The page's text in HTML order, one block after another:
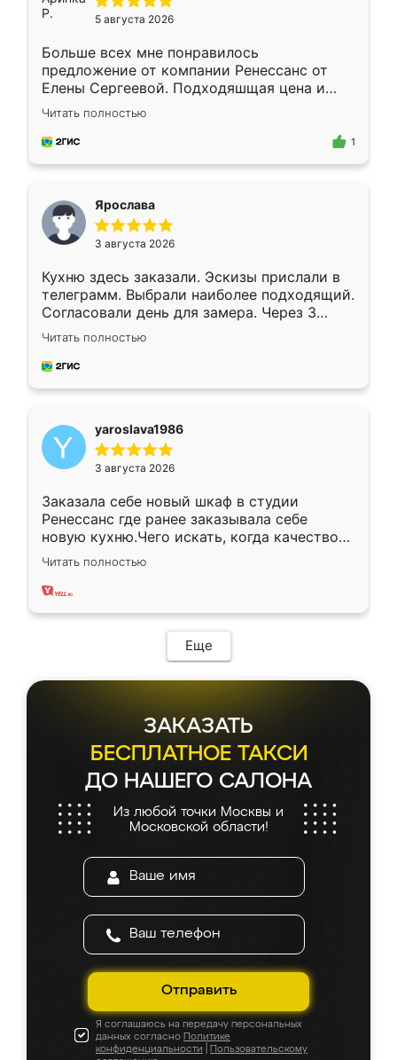
5 августа 2026
Больше всех мне понравилось
предложение от компании Ренессанс от
Елены Сергеевой. Подходяшщая цена и
короткие сроки изготовления. Приехавший
для замера сотрудник Владислав
предложил по моему эскизу самый
Читать полностью
1
Ярослава
3 августа 2026
Кухню здесь заказали. Эскизы прислали в
телеграмм. Выбрали наиболее подходящий.
Согласовали день для замера. Через 3
недели кухня была уже готова. Остались
довольны работой. Спасибо Ренессанс
мебель за качественную работу!
Читать полностью
yaroslava1986
3 августа 2026
Заказала себе новый шкаф в студии
Ренессанс где ранее заказывала себе
новую кухню.Чего искать, когда качеством
вполне довольна. Служит кухня уже почти
два года, нареканий нет.
Читать полностью
Еще
ЗАКАЗАТЬ
БЕСПЛАТНОЕ ТАКСИ
ДО НАШЕГО САЛОНА
Из любой точки Москвы и
Московской области!
Отправить
Я соглашаюсь на передачу персональных
данных согласно Политике
конфиденциальности
Пользовательскому